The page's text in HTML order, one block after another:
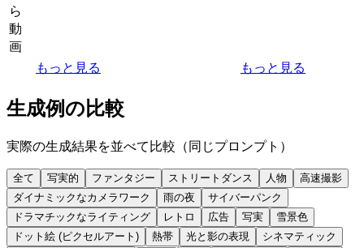
ら
動
画
もっと見る もっと見る
生成例の比較
実際の生成結果を並べて比較（同じプロンプト）
全て 写実的 ファンタジー ストリートダンス 人物
高速撮影
ダイナミックなカメラワーク
雨の夜
サイバーパンク
ドラマチックなライティング
レトロ 広告 写実
雪景色
ドット絵 (ピクセルアート)
熱帯 光と影の表現
シネマティック